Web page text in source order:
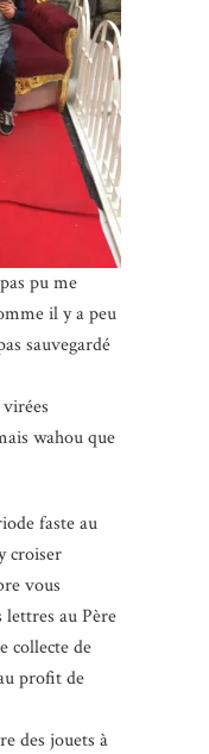
pu me
il y a peu
sauvegardé
wahou que
faste au
croiser
vous
lettres au Père
collecte de
profit de
des jouets à